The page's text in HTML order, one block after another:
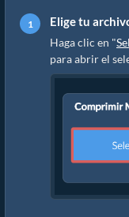
Elige tu
Haga clic en "
para abrir el